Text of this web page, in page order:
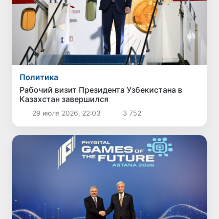
Политика
Рабочий визит Президента Узбекистана в
Казахстан завершился
29 июля 2026, 22:03 3 752